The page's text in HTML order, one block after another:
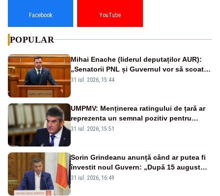
Facebook YouTube
POPULAR
Mihai Enache (liderul deputaților AUR):
„Senatorii PNL și Guvernul vor să scoată
la vânzare bunuri publice pentru a stinge
31 iul. 2026, 15:44
UMPMV: Menținerea ratingului de țară ar
reprezenta un semnal pozitiv pentru
România. Autoritățile trebuie să continue
31 iul. 2026, 15:51
Sorin Grindeanu anunță când ar putea fi
învestit noul Guvern: „După 15 august
sunt șanse mai mari”
31 iul. 2026, 16:49